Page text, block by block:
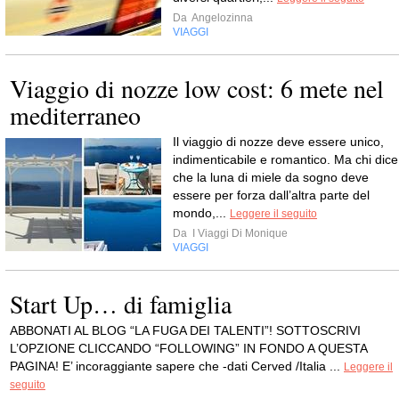
Da Angelozinna
VIAGGI
Viaggio di nozze low cost: 6 mete nel
mediterraneo
Il viaggio di nozze deve essere unico,
indimenticabile e romantico. Ma chi dice
che la luna di miele da sogno deve
essere per forza dall’altra parte del
mondo,...
Leggere il seguito
Da
I Viaggi Di Monique
VIAGGI
Start Up… di famiglia
ABBONATI AL BLOG “LA FUGA DEI TALENTI”! SOTTOSCRIVI
L’OPZIONE CLICCANDO “FOLLOWING” IN FONDO A QUESTA
PAGINA! E’ incoraggiante sapere che -dati Cerved /Italia ...
Leggere il
seguito